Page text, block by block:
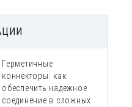
Герметичные
коннекторы: как
обеспечить надежное
соединение в сложных